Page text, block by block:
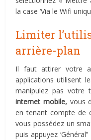
la case ‘Via le Wifi
Limiter
arrière-plan
Il faut attirer votre
applications utilisent
manipulez pas votre
internet mobile, vous
en tenant compte de
vous possédez un
puis appuyez